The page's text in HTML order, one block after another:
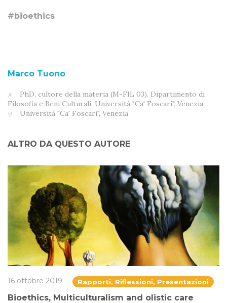
#bioethics
Marco Tuono
PhD, cultore della materia (M-FIL 03). Dipartimento di
Filosofia e Beni Culturali, Università "Ca' Foscari", Venezia
Università "Ca' Foscari", Venezia
ALTRO DA QUESTO AUTORE
16 ottobre 2019 Rapporti, Riflessioni, Presentazioni
Bioethics, Multiculturalism and olistic care